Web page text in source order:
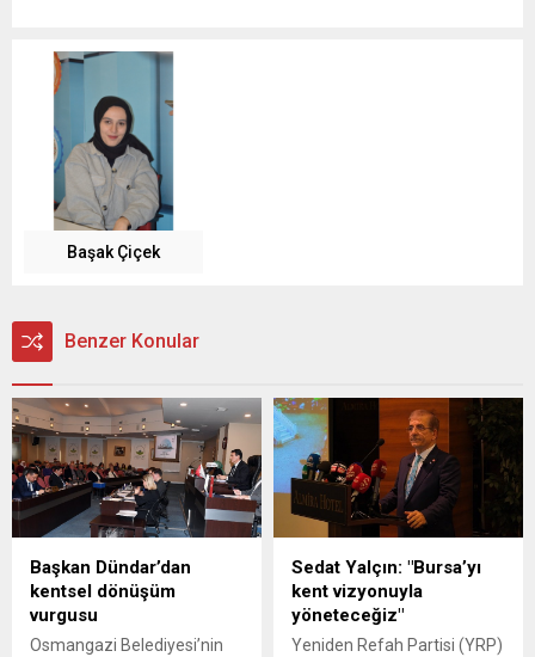
Başak Çiçek
Benzer Konular
Başkan Dündar’dan
kentsel dönüşüm
vurgusu
Osmangazi Belediyesi’nin
Sedat Yalçın: "Bursa’yı
kent vizyonuyla
yöneteceğiz"
Yeniden Refah Partisi (YRP)